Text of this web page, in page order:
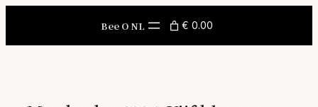
Bee O NL € 0.00